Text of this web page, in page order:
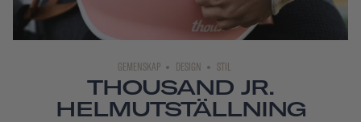
GEMENSKAP DESIGN STIL
THOUSAND JR.
HELMUTSTÄLLNING